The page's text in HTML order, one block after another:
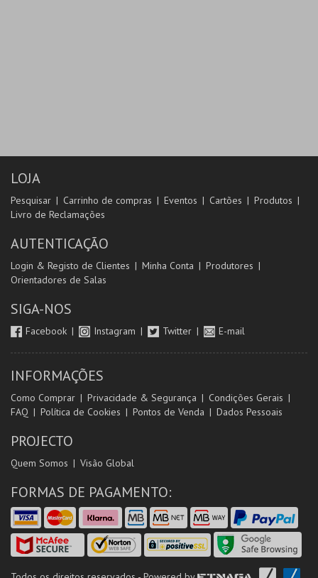
LOJA
Pesquisar Carrinho de compras Eventos Cartões
Produtos
Livro de Reclamações
AUTENTICAÇÃO
Login & Registo de Clientes Minha Conta
Produtores
Orientadores de Salas
SIGA-NOS
Facebook Instagram Twitter E-mail
INFORMAÇÕES
Como Comprar Privacidade & Segurança
Condições Gerais
FAQ
Política de Cookies Pontos de Venda Dados Pessoais
PROJECTO
Quem Somos Visão Global
FORMAS DE PAGAMENTO: